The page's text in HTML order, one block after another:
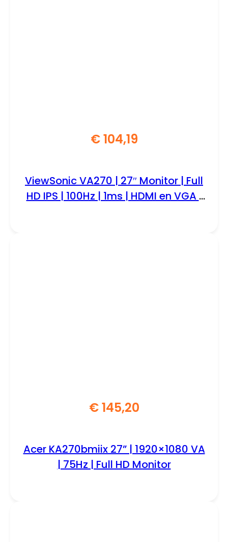
€104,19
ViewSonic VA270 | 27″ Monitor | Full
HD IPS | 100Hz | 1ms | HDMI en VGA |
€145,20
Acer KA270bmiix 27” | 1920×1080 VA
| 75Hz | Full HD Monitor